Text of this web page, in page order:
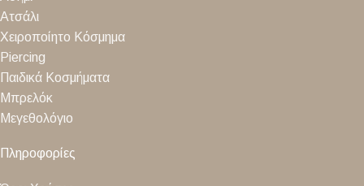
Ατσάλι
Χειροποίητο Κόσμημα
Piercing
Παιδικά Κοσμήματα
Μπρελόκ
Μεγεθολόγιο
Πληροφορίες